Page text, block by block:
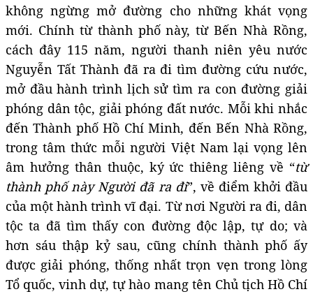
không ngừng mở đường cho những khát vọng
mới. Chính từ thành phố này, từ Bến Nhà Rồng,
cách đây 115 năm, người thanh niên yêu nước
Nguyễn Tất Thành đã ra đi tìm đường cứu nước,
mở đầu hành trình lịch sử tìm ra con đường giải
phóng dân tộc, giải phóng đất nước. Mỗi khi nhắc
đến Thành phố Hồ Chí Minh, đến Bến Nhà Rồng,
trong tâm thức mỗi người Việt Nam lại vọng lên
âm hưởng thân thuộc, ký ức thiêng liêng về “từ
thành phố này Người đã ra đi”, về điểm khởi đầu
của một hành trình vĩ đại. Từ nơi Người ra đi, dân
tộc ta đã tìm thấy con đường độc lập, tự do; và
hơn sáu thập kỷ sau, cũng chính thành phố ấy
được giải phóng, thống nhất trọn vẹn trong lòng
Tổ quốc, vinh dự, tự hào mang tên Chủ tịch Hồ Chí